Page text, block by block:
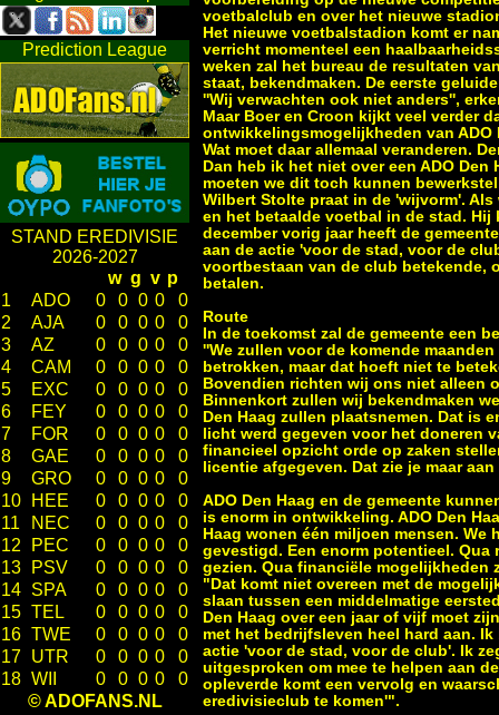
Prediction League
STAND EREDIVISIE
2026-2027
w g v p
1
ADO 0 0 0 0
0
2
AJA 0 0 0 0
0
3
AZ 0 0 0 0
0
4
CAM 0 0 0 0
0
5
EXC 0 0 0 0
0
6
FEY 0 0 0 0
0
7
FOR 0 0 0 0
0
8
GAE 0 0 0 0
0
9
GRO 0 0 0 0
0
10
HEE 0 0 0 0
0
11
NEC 0 0 0 0
0
12
PEC 0 0 0 0
0
13
PSV 0 0 0 0
0
14 SPA 0 0 0 0
0
15 TEL 0 0 0 0
0
16 TWE 0 0 0 0
0
17 UTR 0 0 0 0
0
18 WII 0 0 0 0
0
© ADOFANS.NL
voetbalclub en over het nieuwe
Het nieuwe voetbalstadion komt er
verricht momenteel een
weken zal het bureau de resultaten
staat, bekendmaken. De eerste
''Wij verwachten ook niet anders'',
Maar Boer en Croon kijkt veel verder
ontwikkelingsmogelijkheden van ADO
Wat moet daar allemaal veranderen.
Dan heb ik het niet over een ADO
moeten we dit toch kunnen
Wilbert Stolte praat in de 'wijvorm'.
en het betaalde voetbal in de stad. Hij
december vorig jaar heeft de
aan de actie 'voor de stad, voor de
voortbestaan van de club betekende,
betalen.
Route
In de toekomst zal de gemeente een
''We zullen voor de komende
betrokken, maar dat hoeft niet te
Bovendien richten wij ons niet alleen
Binnenkort zullen wij bekendmaken
Den Haag zullen plaatsnemen. Dat is
licht werd gegeven voor het doneren
financieel opzicht orde op zaken
licentie afgegeven. Dat zie je maar
ADO Den Haag en de gemeente
is enorm in ontwikkeling. ADO Den
Haag wonen één miljoen mensen.
gevestigd. Een enorm potentieel.
gezien. Qua financiële mogelijkheden
"Dat komt niet overeen met de
slaan tussen een middelmatige
Den Haag over een jaar of vijf moet
met het bedrijfsleven heel hard aan.
actie 'voor de stad, voor de club'. Ik
uitgesproken om mee te helpen aan
opleverde komt een vervolg en
eredivisieclub te komen'".